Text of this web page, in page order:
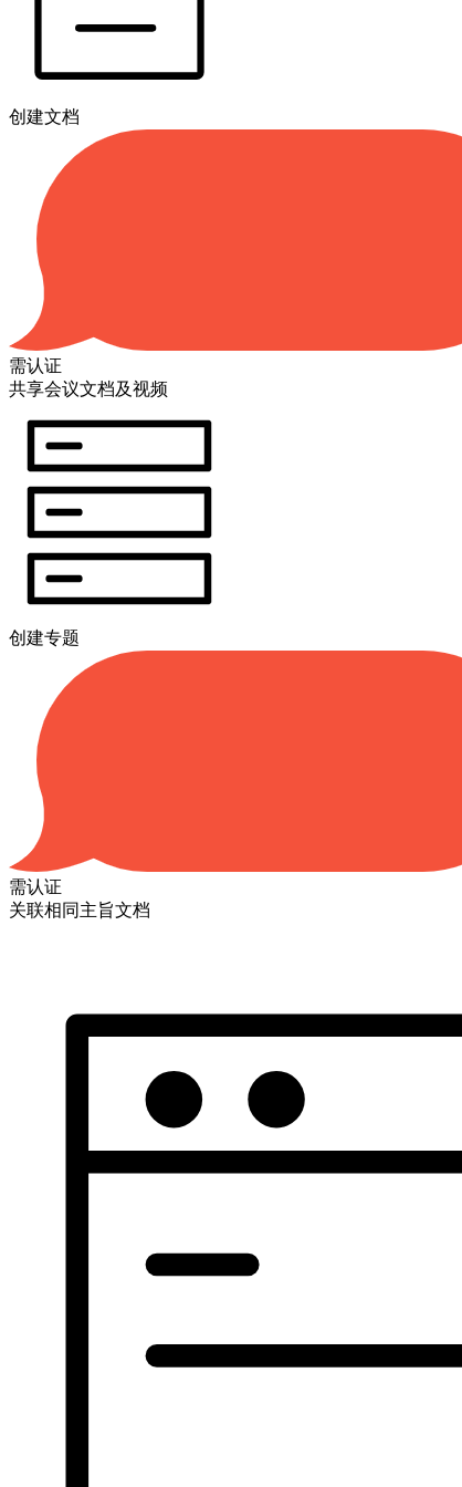
创建文档
需认证
共享会议文档及视频
创建专题
需认证
关联相同主旨文档